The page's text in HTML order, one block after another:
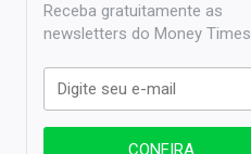
Receba gratuitamente as
newsletters do Money Times